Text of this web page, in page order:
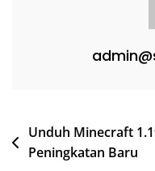
Post
navigation
Unduh Minecraft
Peningkatan Baru